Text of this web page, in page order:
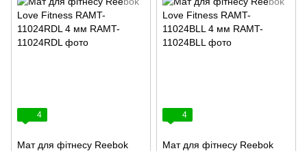
4
Мат для фітнесу Reebok
4
Мат для фітнесу Reebok